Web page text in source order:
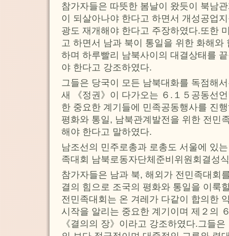
참가자들은 따뜻한 봄날이 왔듯이 북남
이 되살아나야 한다고 하면서 개성공업
광도 재개해야 한다고 주장하였다.또한
고 하면서 남과 북이 통일을 위한 화해
하며 하루빨리 남북사이의 대결상태를
야 한다고 강조하였다.
그들은 당국이 모든 남북대화를 독점해
새 《정권》이 다가오는 ６.１５공동선
한 중요한 계기들에 민족공동행사를 진
평화와 통일, 남북관계발전을 위한 전민
해야 한다고 말하였다.
남조선의 민주로총과 로총도 서울에 있
족대회 남북로동자단체준비위원회결성
참가자들은 남과 북, 해외가 전민족대회
결의 힘으로 조국의 평화와 통일을 이룩
전민족대회는 온 겨레가 다같이 합의한
시작을 알리는 중요한 계기이며 제２의
《결의의 장》이라고 강조하였다.그들